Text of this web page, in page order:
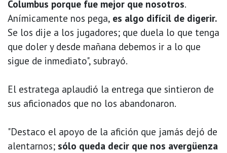
Columbus porque fue mejor que nosotros.
Anímicamente nos pega, es algo difícil de digerir.
Se los dije a los jugadores; que duela lo que tenga
que doler y desde mañana debemos ir a lo que
sigue de inmediato", subrayó.
El estratega aplaudió la entrega que sintieron de
sus aficionados que no los abandonaron.
"Destaco el apoyo de la afición que jamás dejó de
alentarnos; sólo queda decir que nos avergüenza